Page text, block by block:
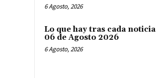
6 Agosto, 2026
Lo que hay tras cada noticia
06 de Agosto 2026
6 Agosto, 2026